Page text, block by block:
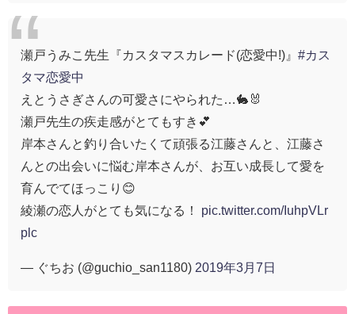
瀬戸うみこ先生『カスタマスカレード(恋愛中!)』 #カス
タマ恋愛中
えとうさぎさんの可愛さにやられた…🐇🐰
瀬戸先生の疾走感がとてもすき💕
岸本さんと釣り合いたくて頑張る江藤さんと、江藤さ
んとの出会いに悩む岸本さんが、お互い成長して愛を
育んでてほっこり😊
綾瀬の恋人がとても気になる！ pic.twitter.com/IuhpVLr
plc
— ぐちお (@guchio_san1180) 2019年3月7日